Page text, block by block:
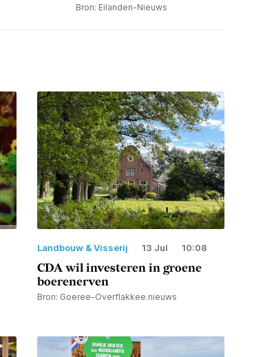
Bron: Eilanden-Nieuws
Landbouw & Visserij 13 Jul 10:08
CDA wil investeren in groene
boerenerven
Bron: Goeree-Overflakkee.nieuws